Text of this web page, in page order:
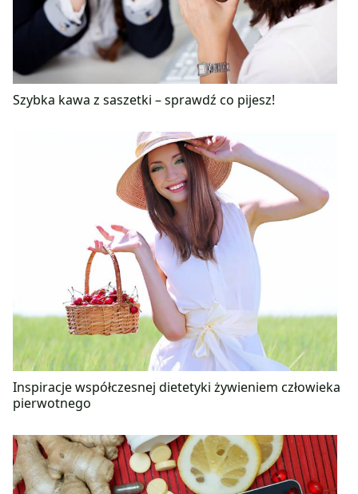
Szybka kawa z saszetki – sprawdź co pijesz!
Inspiracje współczesnej dietetyki żywieniem człowieka
pierwotnego